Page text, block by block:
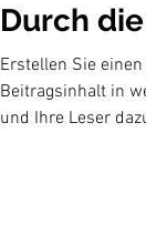
Durch
Erstellen Sie
Beitragsinhalt in
und Ihre Leser